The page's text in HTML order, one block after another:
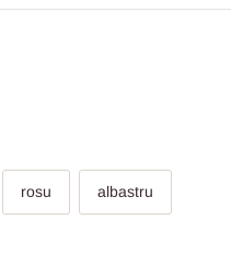
rosu albastru